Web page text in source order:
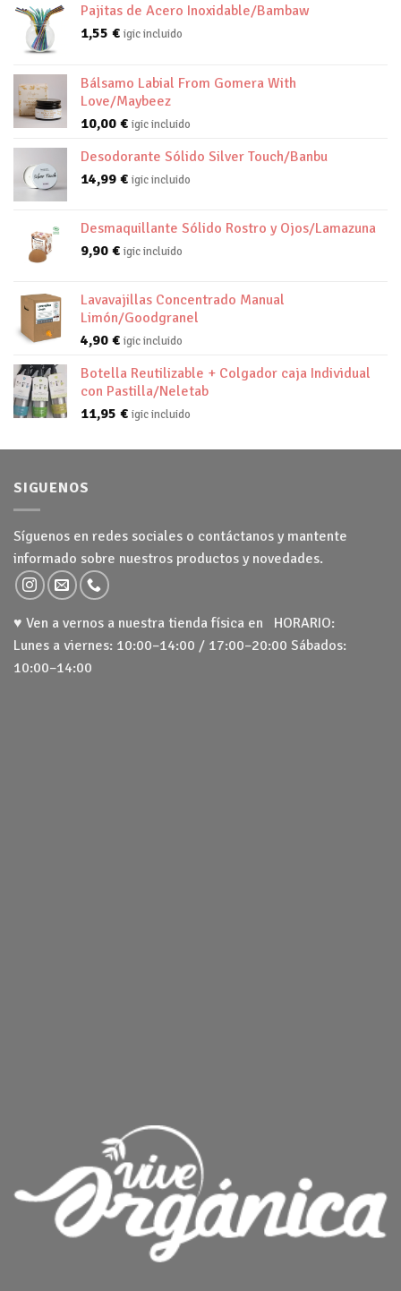
Pajitas de Acero Inoxidable/Bambaw
1,55 € igic incluido
Bálsamo Labial From Gomera With
Love/Maybeez
10,00 € igic incluido
Desodorante Sólido Silver Touch/Banbu
14,99 € igic incluido
Desmaquillante Sólido Rostro y Ojos/Lamazuna
9,90 € igic incluido
Lavavajillas Concentrado Manual
Limón/Goodgranel
4,90 € igic incluido
Botella Reutilizable + Colgador caja Individual
con Pastilla/Neletab
11,95 € igic incluido
SIGUENOS
Síguenos en redes sociales o contáctanos y mantente
informado sobre nuestros productos y novedades.
♥ Ven a vernos a nuestra tienda física en HORARIO:
Lunes a viernes: 10:00–14:00 / 17:00–20:00 Sábados:
10:00–14:00